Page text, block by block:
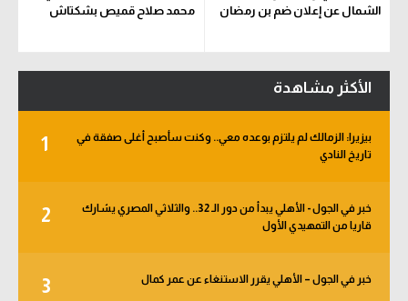
الشمال عن إعلان ضم بن رمضان
محمد صلاح قميص بشكتاش
الأكثر مشاهدة
1
بيزيرا: الزمالك لم يلتزم بوعده معي.. وكنت سأصبح أغلى صفقة في
تاريخ النادي
2
خبر في الجول - الأهلي يبدأ من دور الـ 32.. والثلاثي المصري يشارك
قاريا من التمهيدي الأول
3 خبر في الجول – الأهلي يقرر الاستنغاء عن عمر كمال